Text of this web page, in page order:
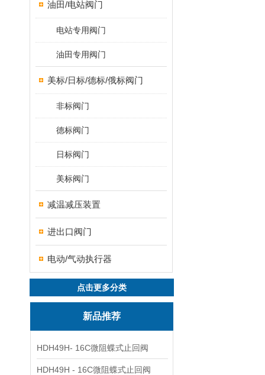
油田/电站阀门
电站专用阀门
油田专用阀门
美标/日标/德标/俄标阀门
非标阀门
德标阀门
日标阀门
美标阀门
减温减压装置
进出口阀门
电动/气动执行器
点击更多分类
新品推荐
HDH49H- 16C微阻蝶式止回阀
HDH49H - 16C微阻蝶式止回阀